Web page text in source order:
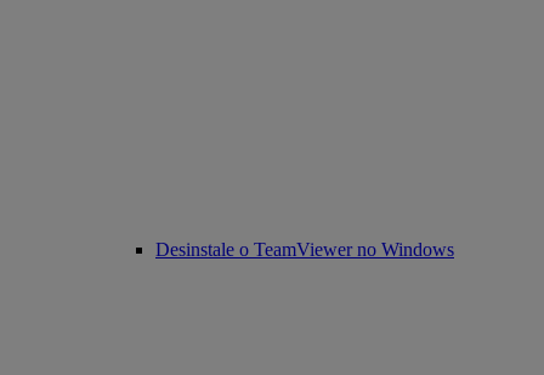
Desinstale o TeamViewer no Windows